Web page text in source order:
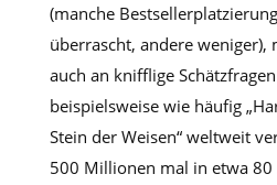
(manche
überrascht, andere weniger),
auch an knifflige
beispielsweise wie häufig
Stein der Weisen“ weltweit
500 Millionen mal in etwa 80